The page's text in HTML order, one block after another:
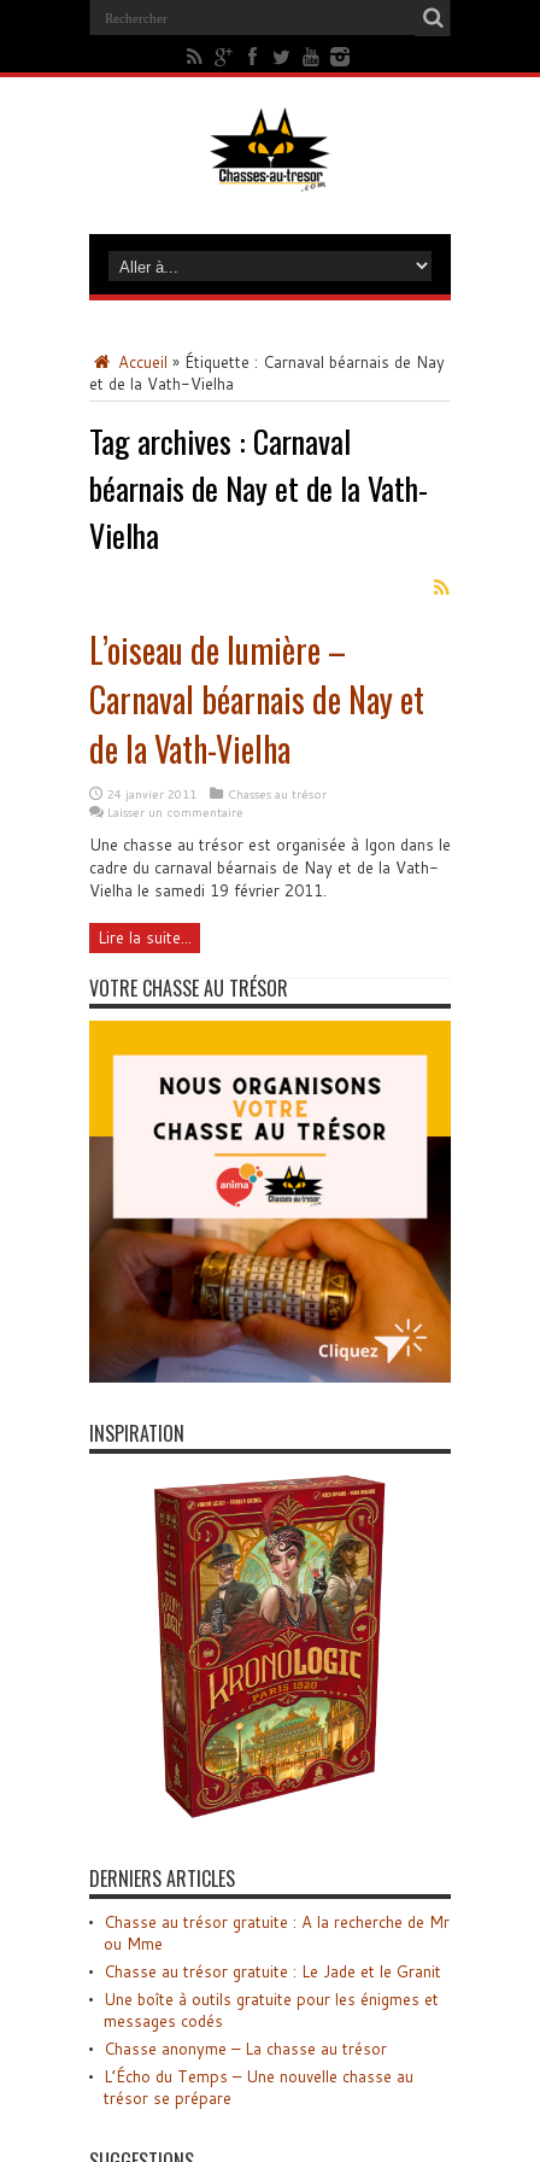
Accueil » Étiquette : Carnaval béarnais de Nay
et de la Vath-Vielha
Tag archives : Carnaval
béarnais de Nay et de la Vath-
Vielha
L’oiseau de lumière –
Carnaval béarnais de Nay et
de la Vath-Vielha
24 janvier 2011
Chasses au trésor
Laisser un commentaire
Une chasse au trésor est organisée à Igon dans le
cadre du carnaval béarnais de Nay et de la Vath-
Vielha le samedi 19 février 2011.
Lire la suite...
VOTRE CHASSE AU TRÉSOR
INSPIRATION
DERNIERS ARTICLES
Chasse au trésor gratuite : A la recherche de Mr
ou Mme
Chasse au trésor gratuite : Le Jade et le Granit
Une boîte à outils gratuite pour les énigmes et
messages codés
Chasse anonyme – La chasse au trésor
L’Écho du Temps – Une nouvelle chasse au
trésor se prépare